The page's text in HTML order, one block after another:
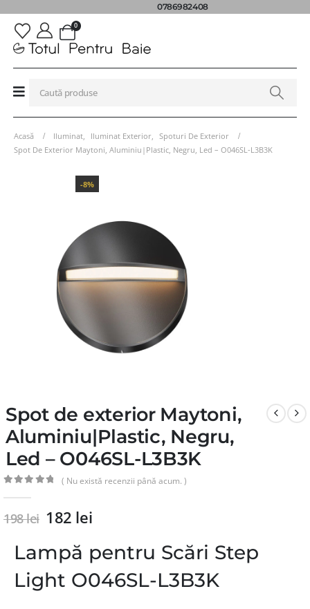
0786982408
0
Acasă Iluminat Iluminat Exterior
Spoturi De Exterior
Spot De Exterior Maytoni, Aluminiu|Plastic, Negru, Led – O046SL-L3B3K
-8%
Spot de exterior Maytoni,
Aluminiu|Plastic, Negru,
Led – O046SL-L3B3K
( Nu există recenzii până acum. )
198lei 182 lei
Lampă pentru Scări Step
Light O046SL-L3B3K